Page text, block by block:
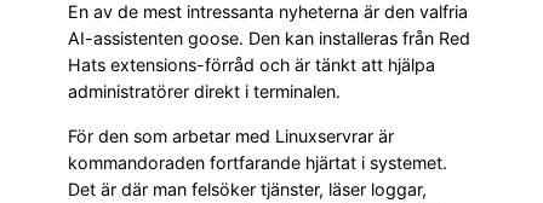
En av de mest intressanta nyheterna är den valfria
AI-assistenten goose. Den kan installeras från Red
Hats extensions-förråd och är tänkt att hjälpa
administratörer direkt i terminalen.
För den som arbetar med Linuxservrar är
kommandoraden fortfarande hjärtat i systemet.
Det är där man felsöker tjänster, läser loggar,